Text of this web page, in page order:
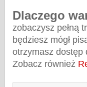
Dlaczego
zobaczysz pełną
będziesz mógł
otrzymasz dostęp
Zobacz również